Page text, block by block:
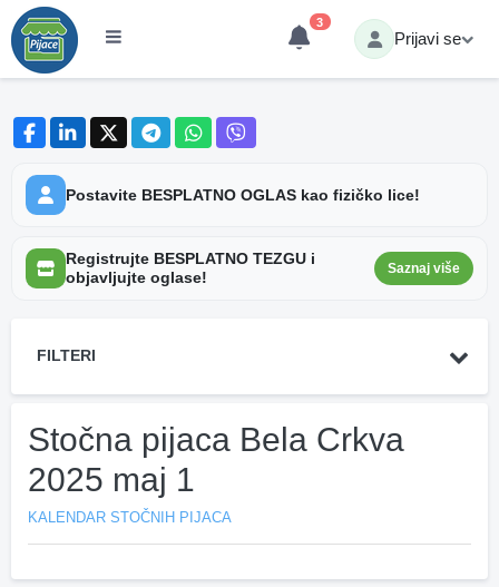
3
Prijavi se
Postavite BESPLATNO OGLAS kao fizičko lice!
Registrujte BESPLATNO TEZGU i
objavljujte oglase!
Saznaj više
FILTERI
Stočna pijaca Bela Crkva
2025 maj 1
KALENDAR STOČNIH PIJACA